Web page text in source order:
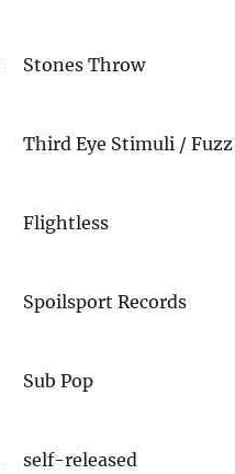
Stones Throw
Third Eye Stimuli / Fuzz
Flightless
Spoilsport Records
Sub Pop
self-released